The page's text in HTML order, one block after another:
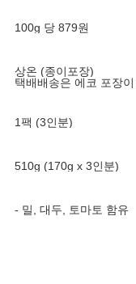
100g 당 879원
상온 (종이포장)
택배배송은 에코 포장
1팩 (3인분)
510g (170g x 3인분)
- 밀, 대두, 토마토 함유